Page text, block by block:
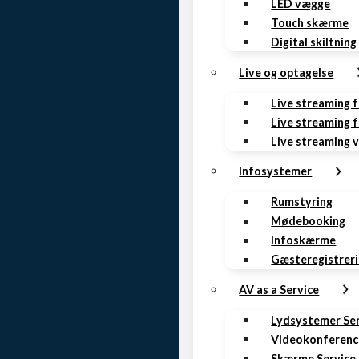
LED vægge
Touch skærme
Digital skiltning
Live og optagelse
Live streaming
Live streaming
Live streaming
Infosystemer
Rumstyring
Mødebooking
Infoskærme
AV as a Service
Lydsystemer